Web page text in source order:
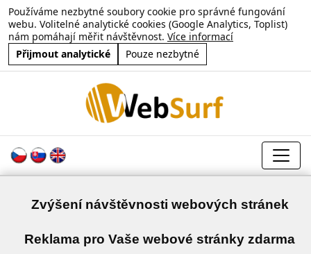
Používáme nezbytné soubory cookie pro správné fungování
webu. Volitelné analytické cookies (Google Analytics, Toplist)
nám pomáhají měřit návštěvnost. Více informací
Přijmout analytické
Pouze nezbytné
Zvýšení návštěvnosti webových stránek
Reklama pro Vaše webové stránky zdarma